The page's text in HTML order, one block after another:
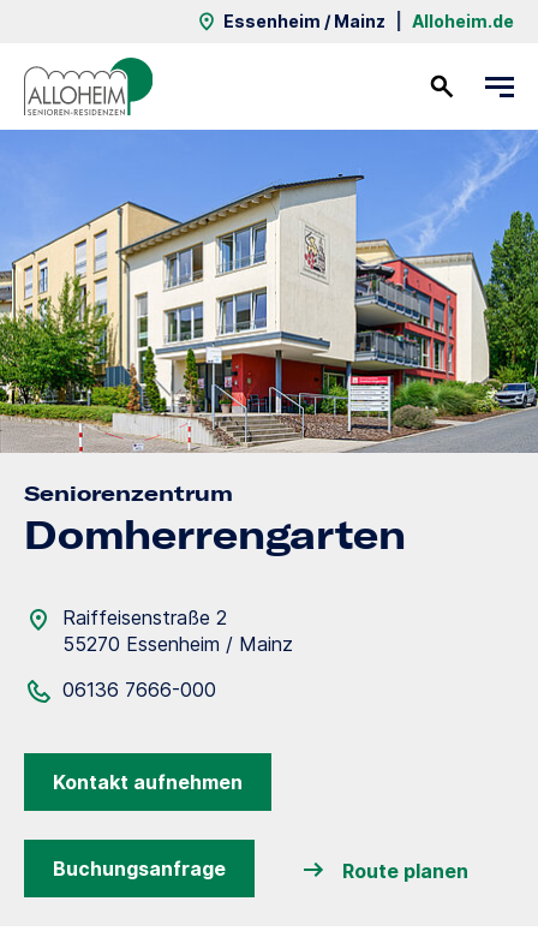
Essenheim / Mainz Alloheim.de
Seniorenzentrum
Domherrengarten
Raiffeisenstraße 2
55270 Essenheim / Mainz
06136 7666-000
Kontakt aufnehmen
Buchungsanfrage Route planen